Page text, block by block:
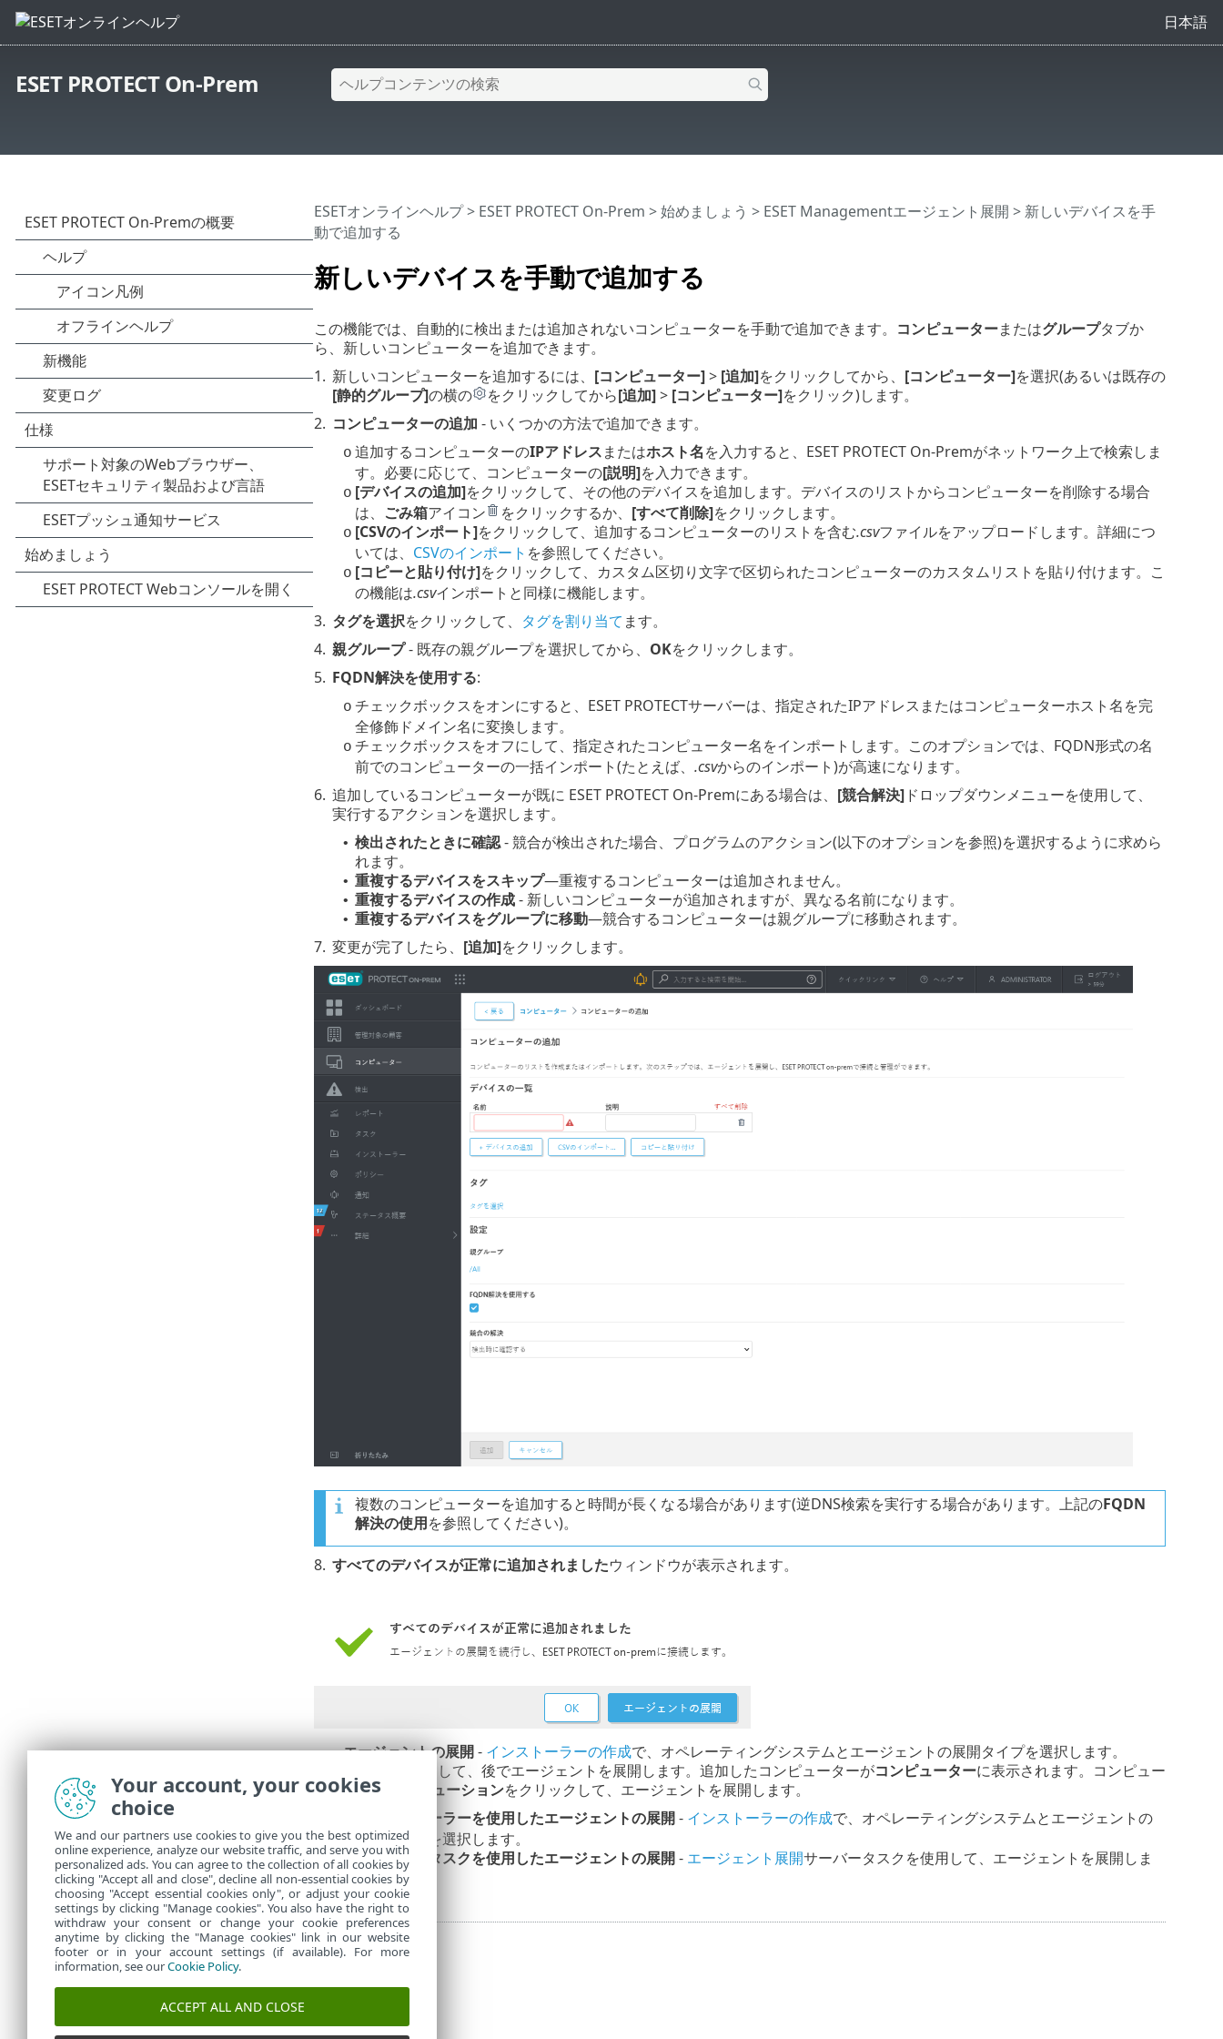
日本語
ESET PROTECT On-Prem
新しいデバイスを手動で追加する
ESETオンラインヘルプ> ESET PROTECT On-Prem >始めましょう > ESET Managementエージェント展開 > 新しいデバイスを手
動で追加する
この機能では、自動的に検出または追加されないコンピューターを手動で追加できます。 コンピューターまたはグループタブか
ら、新しいコンピューターを追加できます。
1. 新しいコンピューターを追加するには、 [コンピューター]>[追加]をクリックしてから、 [コンピューター]を選択(あるいは既存の
[静的グループ]の横の をクリックしてから[追加]> [コンピューター]をクリック)します。
2. コンピューターの追加 - いくつかの方法で追加できます。
o 追加するコンピューターのIPアドレスまたはホスト名を入力すると、ESET PROTECT On-Premがネットワーク上で検索しま
す。必要に応じて、コンピューターの[説明]を入力できます。
o [デバイスの追加]をクリックして、その他のデバイスを追加します。デバイスのリストからコンピューターを削除する場合
は、
ごみ箱アイコン をクリックするか、 [すべて削除]をクリックします。
o [CSVのインポート]をクリックして、追加するコンピューターのリストを含む.csvファイルをアップロードします。詳細につ
いては、 CSVのインポート を参照してください。
o [コピーと貼り付け]をクリックして、カスタム区切り文字で区切られたコンピューターのカスタムリストを貼り付けます。こ
の機能は.csvインポートと同様に機能します。
3. タグを選択をクリックして、 タグを割り当て ます。
4. 親グループ- 既存の親グループを選択してから、 OKをクリックします。
5. FQDN解決を使用する:
o チェックボックスをオンにすると、ESET PROTECTサーバーは、指定されたIPアドレスまたはコンピューターホスト名を完
全修飾ドメイン名に変換します。
o チェックボックスをオフにして、指定されたコンピューター名をインポートします。このオプションでは、FQDN形式の名
前でのコンピューターの一括インポート(たとえば、 .csvからのインポート)が高速になります。
6. 追加しているコンピューターが既に ESET PROTECT On-Premにある場合は、 [競合解決]ドロップダウンメニューを使用して、
実行するアクションを選択します。
• 検出されたときに確認- 競合が検出された場合、プログラムのアクション(以下のオプションを参照)を選択するように求めら
れます。
• 重複するデバイスをスキップ—重複するコンピューターは追加されません。
• 重複するデバイスの作成- 新しいコンピューターが追加されますが、異なる名前になります。
• 重複するデバイスをグループに移動—競合するコンピューターは親グループに移動されます。
7. 変更が完了したら、 [追加]をクリックします。
複数のコンピューターを追加すると時間が長くなる場合があります(逆DNS検索を実行する場合があります。上記のFQDN
解決の使用を参照してください)。
8. すべてのデバイスが正常に追加されましたウィンドウが表示されます。
• エージェントの展開- インストーラーの作成で、オペレーティングシステムとエージェントの展開タイプを選択します。
をクリックして、後でエージェントを展開します。追加したコンピューターがコンピューターに表示されます。コンピュー
ター >
ソリューションをクリックして、エージェントを展開します。
インストーラーを使用したエージェントの展開- インストーラーの作成で、オペレーティングシステムとエージェントの
展開タイプを選択します。
o サーバータスクを使用したエージェントの展開- エージェント展開サーバータスクを使用して、エージェントを展開しま
す。
Your account, your cookies
choice
We and our partners use cookies to give you the best optimized
online experience, analyze our website traffic, and serve you with
personalized ads. You can agree to the collection of all cookies by
clicking "Accept all and close", decline all non-essential cookies by
choosing "Accept essential cookies only", or adjust your cookie
settings by clicking "Manage cookies". You also have the right to
withdraw your consent or change your cookie preferences
anytime by clicking the "Manage cookies" link in our website
footer or in your account settings (if available). For more
information, see ourCookie Policy.
ACCEPT ALL AND CLOSE